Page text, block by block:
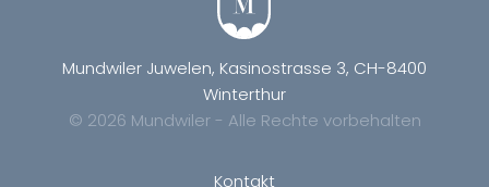
Mundwiler Juwelen, Kasinostrasse 3, CH-8400
Winterthur
© 2026 Mundwiler - Alle Rechte vorbehalten
Kontakt